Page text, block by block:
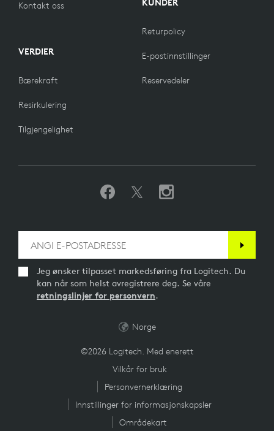
Kontakt oss
VERDIER
Bærekraft
Resirkulering
Tilgjengelighet
KUNDER
Returpolicy
E-postinnstillinger
Reservedeler
Jeg ønsker tilpasset markedsføring fra Logitech. Du
kan når som helst avregistrere deg. Se våre
retningslinjer for personvern.
©2026 Logitech. Med enerett
Vilkår for bruk
Personvernerklæring
Innstillinger for informasjonskapsler
Områdekart
Norge